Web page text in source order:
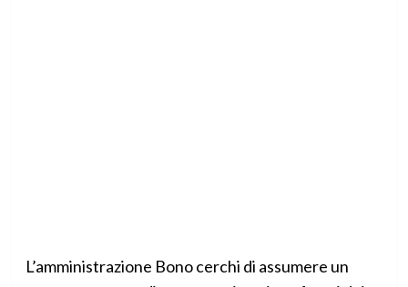
L’amministrazione Bono cerchi di assumere un